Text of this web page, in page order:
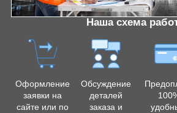
Наша схема
Оформление
заявки на
сайте или по
Обсуждение
деталей
заказа и